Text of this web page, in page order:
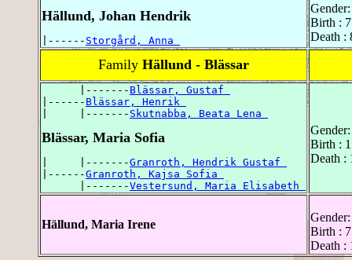
Hällund, Johan Hendrik
|------ Storgård, Anna
Birth : 7
Death :
Family Hällund - Blässar
      |-------
Blässar, Gustaf
|------ Blässar, Henrik
|     |------- Skutnabba, Beata Lena
Blässar, Maria Sofia
|     |-------Granroth, Hendrik Gustaf
|------Granroth, Kajsa Sofia
      |-------
Vestersund, Maria Elisabeth
Birth :
Death :
Hällund, Maria Irene
Birth : 7
Death :